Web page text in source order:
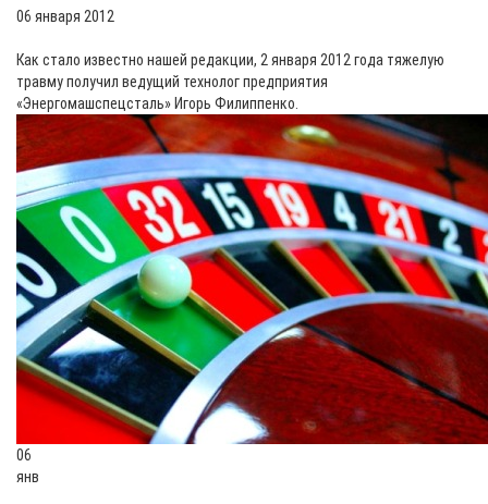
06 января 2012
Как стало известно нашей редакции, 2 января 2012 года тяжелую
травму получил ведущий технолог предприятия
«Энергомашспецсталь» Игорь Филиппенко.
06
янв